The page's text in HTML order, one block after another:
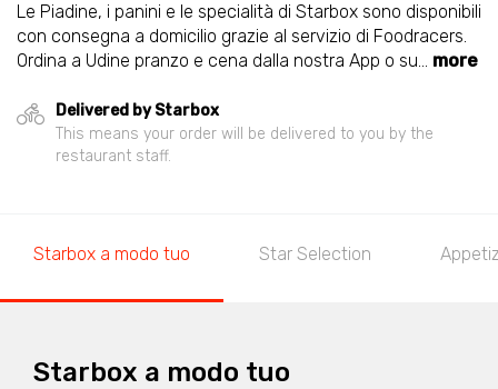
Le Piadine, i panini e le specialità di Starbox sono disponibili
con consegna a domicilio grazie al servizio di Foodracers.
Ordina a Udine pranzo e cena dalla nostra App o su... more
Delivered by Starbox
This means your order will be delivered to you by the
restaurant staff.
Starbox a modo tuo Star Selection
Starbox a modo tuo